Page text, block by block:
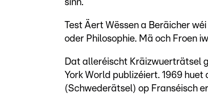
sinn.
Test Äert Wëssen a Beräicher
oder Philosophie. Mä och Froen
Dat alleréischt Kräizwuerträtsel
York World publizéiert. 1969
(Schwederätsel) op Franséisch